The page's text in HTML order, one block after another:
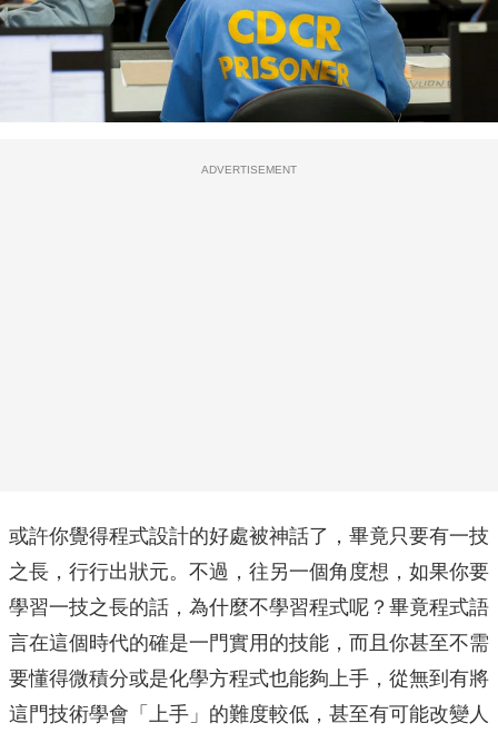
ADVERTISEMENT
或許你覺得程式設計的好處被神話了，畢竟只要有一技
之長，行行出狀元。不過，往另一個角度想，如果你要
學習一技之長的話，為什麼不學習程式呢？畢竟程式語
言在這個時代的確是一門實用的技能，而且你甚至不需
要懂得微積分或是化學方程式也能夠上手，從無到有將
這門技術學會「上手」的難度較低，甚至有可能改變人